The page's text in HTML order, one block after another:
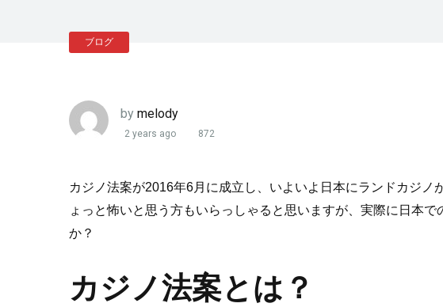
ブログ
by melody
2 years ago 872
カジノ法案が2016年6月に成立し、いよいよ日本にランドカジ
ょっと怖いと思う方もいらっしゃると思いますが、実際に日本
か？
カジノ法案とは？